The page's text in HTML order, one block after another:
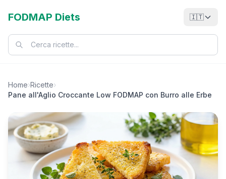
FODMAP Diets 🇮🇹
Home›Ricette›
Pane all'Aglio Croccante Low FODMAP con Burro alle Erbe